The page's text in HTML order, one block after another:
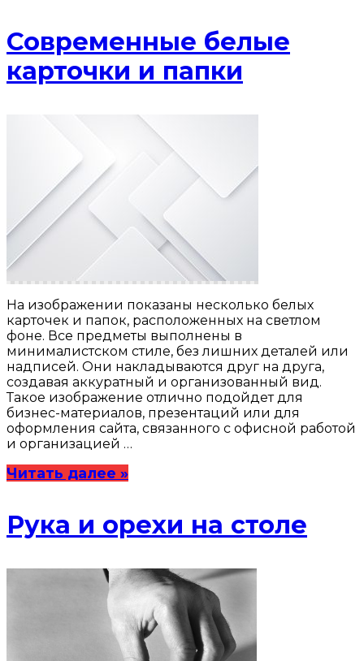
Современные белые
карточки и папки
На изображении показаны несколько белых
карточек и папок, расположенных на светлом
фоне. Все предметы выполнены в
минималистском стиле, без лишних деталей или
надписей. Они накладываются друг на друга,
создавая аккуратный и организованный вид.
Такое изображение отлично подойдет для
бизнес-материалов, презентаций или для
оформления сайта, связанного с офисной работой
и организацией …
Читать далее »
Рука и орехи на столе